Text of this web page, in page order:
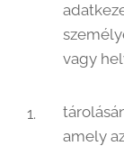
vagy
amely